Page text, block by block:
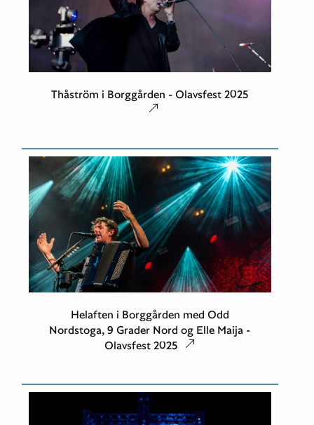
Thåström i Borggården - Olavsfest 2025
Helaften i Borggården med Odd
Nordstoga, 9 Grader Nord og Elle Maija -
Olavsfest 2025